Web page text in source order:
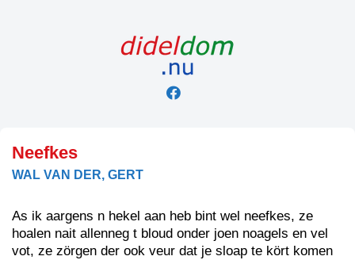
Neefkes
WAL VAN DER, GERT
As ik aargens n hekel aan heb bint wel neefkes, ze
hoalen nait allenneg t bloud onder joen noagels en vel
vot, ze zörgen der ook veur dat je sloap te kört komen